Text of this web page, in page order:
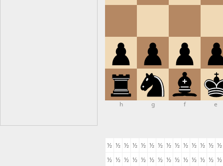
e
f
g
h
½ ½ ½ ½ ½ ½ ½ ½ ½ ½ ½ ½ ½ ½
½ ½ ½ ½ ½ ½ ½ ½ ½ ½ ½ ½ ½ ½